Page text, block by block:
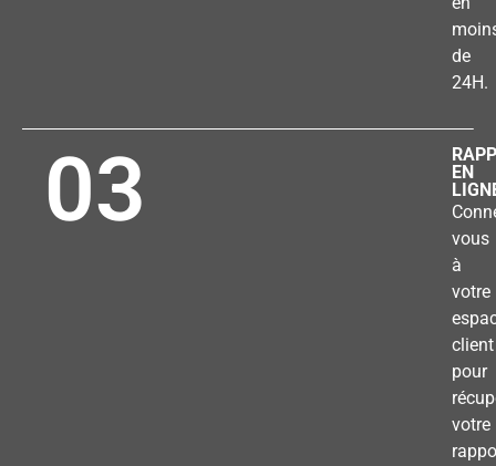
de
24H.
03
EN
vous
à
votre
client
pour
votre